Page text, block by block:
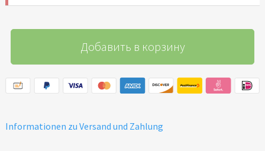
Добавить в корзину
Informationen zu Versand und Zahlung